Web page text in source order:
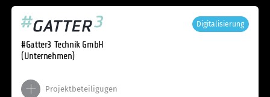
#Gatter3 Technik GmbH
(Unternehmen)
Digitalisierung
Projektbeteiligugen